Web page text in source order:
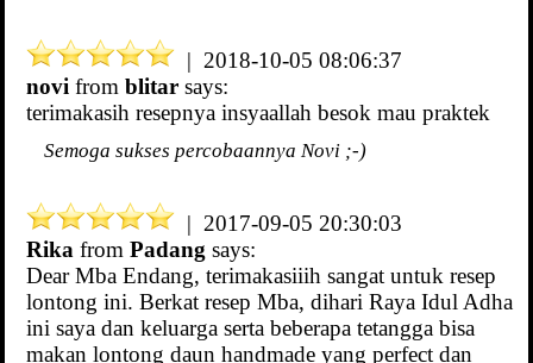
| 2018-10-05 08:06:37
novi from blitar says:
terimakasih resepnya insyaallah besok mau praktek
Semoga sukses percobaannya Novi ;-)
| 2017-09-05 20:30:03
Rika from Padang says:
Dear Mba Endang, terimakasiiih sangat untuk resep
lontong ini. Berkat resep Mba, dihari Raya Idul Adha
ini saya dan keluarga serta beberapa tetangga bisa
makan lontong daun handmade yang perfect dan